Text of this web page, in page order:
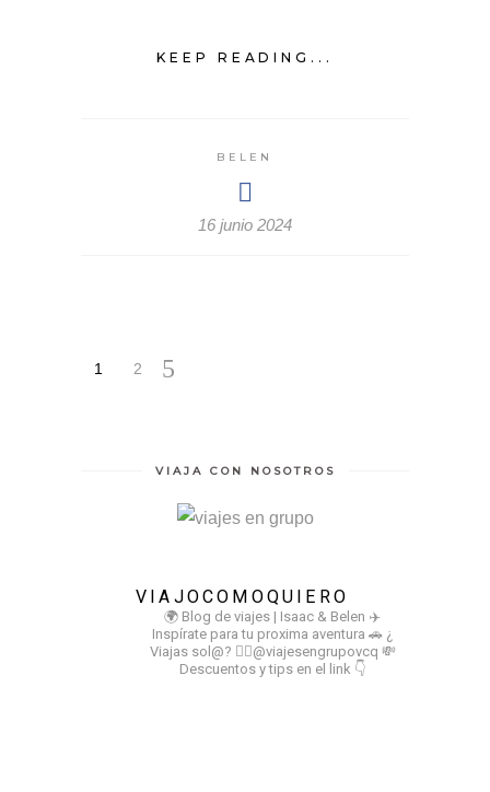
KEEP READING...
BELEN
16 junio 2024
1 2
VIAJA CON NOSOTROS
VIAJOCOMOQUIERO
🌍 Blog de viajes | Isaac & Belen ✈️
Inspírate para tu proxima aventura 🚗 ¿
Viajas sol@? 👉🏻@viajesengrupovcq 💸
Descuentos y tips en el link 👇